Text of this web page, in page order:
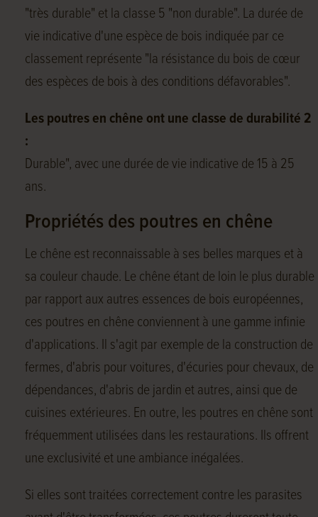
"très durable" et la classe 5 "non durable". La durée de
vie indicative d'une espèce de bois indiquée par ce
classement représente "la résistance du bois de cœur
des espèces de bois à des conditions défavorables".
Les poutres en chêne ont une classe de durabilité 2
:
Durable", avec une durée de vie indicative de 15 à 25
ans.
Propriétés des poutres en chêne
Le chêne est reconnaissable à ses belles marques et à
sa couleur chaude. Le chêne étant de loin le plus durable
par rapport aux autres essences de bois européennes,
ces poutres en chêne conviennent à une gamme infinie
d'applications. Il s'agit par exemple de la construction de
fermes, d'abris pour voitures, d'écuries pour chevaux, de
dépendances, d'abris de jardin et autres, ainsi que de
cuisines extérieures. En outre, les poutres en chêne sont
fréquemment utilisées dans les restaurations. Ils offrent
une exclusivité et une ambiance inégalées.
Si elles sont traitées correctement contre les parasites